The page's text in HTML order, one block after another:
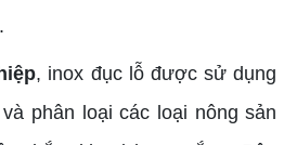
, inox đục lỗ được sử dụng
phân loại các loại nông sản